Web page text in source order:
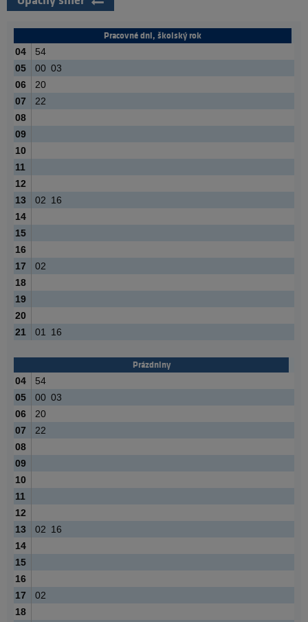
Pracovné dni, školský rok
04
54
05
00 03
06
20
07
22
08
09
10
11
12
13
02 16
14
15
16
17
02
18
19
20
21
01 16
Prázdniny
04
54
05
00 03
06
20
07
22
08
09
10
11
12
13
02 16
14
15
16
17
02
18